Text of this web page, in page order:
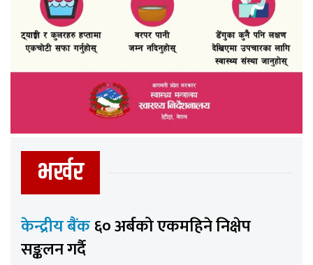
भर्खर
केन्द्रीय बैंक६० अर्बको एकमहिने निक्षेप
सङ्कलन गर्दै